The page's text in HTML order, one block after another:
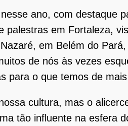
ano, com destaque
em Fortaleza,
em Belém do
de nós às vezes
para o que temos de
cultura, mas o
tão influente na esfera